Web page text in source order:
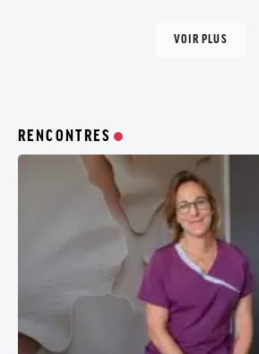
VOIR PLUS
RENCONTRES